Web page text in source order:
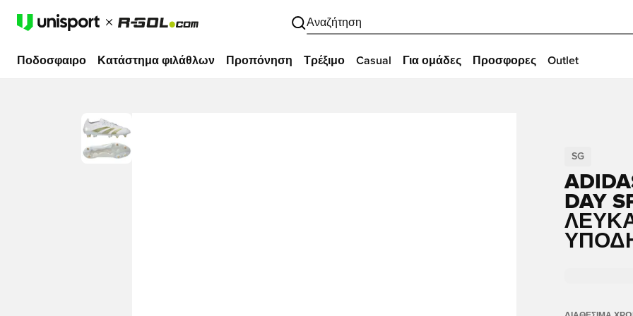
Αναζήτηση
Ποδοσφαιρο Κατάστημα φιλάθλων Προπόνηση Τρέξιμο Casual Για ομάδες Προσφορες Outlet
SG
DAY